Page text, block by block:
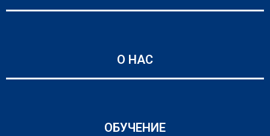
О НАС
ОБУЧЕНИЕ